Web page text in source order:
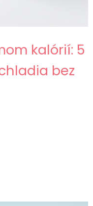
kalórií: 5
bez